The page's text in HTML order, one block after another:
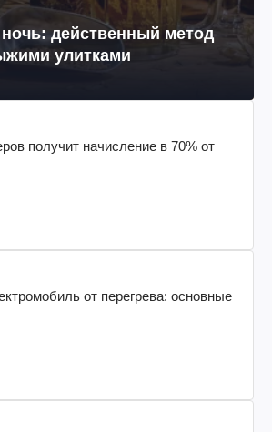
ночь: действенный метод
улитками
получит начисление в 70% от
от перегрева: основные